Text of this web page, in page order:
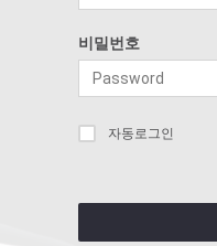
비밀번호
자동로그인